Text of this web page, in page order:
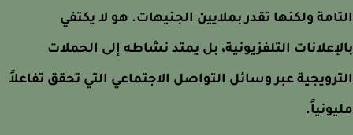
ولكنها تقدر بملايين الجنيهات. هو لا يكتفي
التلفزيونية، بل يمتد نشاطه إلى الحملات
عبر وسائل التواصل الاجتماعي التي تحقق تفاعلاً